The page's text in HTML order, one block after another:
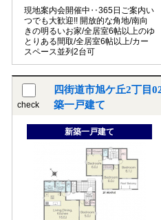
現地案内会開催中‥365日ご案内い
つでも大歓迎!! 開放的な角地/南向
きの明るいお家/全居室6帖以上のゆ
とりある間取/全居室6帖以上/カー
スペース並列2台可
check
四街道市旭ケ丘2丁目
築一戸建て
新築一戸建て